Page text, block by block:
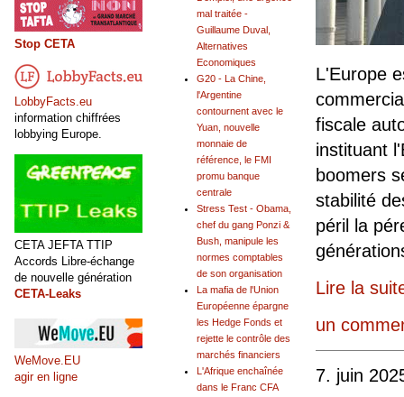
L'Europe
fiscale
instituant
boomers
stabilité
péril la
Lire la
un
7. juin
mal traitée -
Guillaume Duval,
Alternatives
Economiques
G20 - La Chine,
l'Argentine
contournent avec le
Yuan, nouvelle
monnaie de
référence, le FMI
promu banque
centrale
Stress Test - Obama,
chef du gang Ponzi &
Bush, manipule les
normes comptables
de son organisation
La mafia de l'Union
Européenne épargne
les Hedge Fonds et
rejette le contrôle des
marchés financiers
L'Afrique enchaînée
dans le Franc CFA
Stop CETA
LobbyFacts.eu
information chiffrées
lobbying Europe.
CETA JEFTA TTIP
Accords Libre-échange
de nouvelle génération
CETA-Leaks
WeMove.EU
agir en ligne